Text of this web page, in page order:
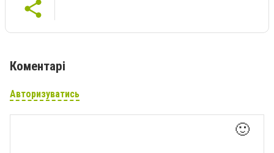
Коментарі
Авторизуватись
🙂